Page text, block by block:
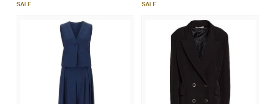
SALE SALE